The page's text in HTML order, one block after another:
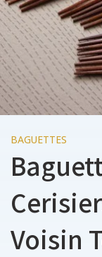
BAGUETTES
Voisin